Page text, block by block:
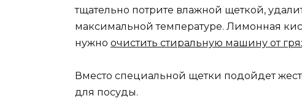
тщательно потрите влажной щеткой,
максимальной температуре. Лимонная
нужно очистить стиральную машину от
Вместо специальной щетки подойдет
для посуды.